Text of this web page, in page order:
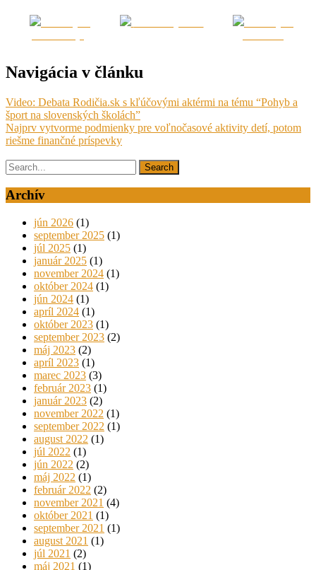
Navigácia v článku
Video: Debata Rodičia.sk s kľúčovými aktérmi na tému “Pohyb a
šport na slovenských školách”
Najprv vytvorme podmienky pre voľnočasové aktivity detí, potom
riešme finančné príspevky
Archív
jún 2026 (1)
september 2025 (1)
júl 2025 (1)
január 2025 (1)
november 2024 (1)
október 2024 (1)
jún 2024 (1)
apríl 2024 (1)
október 2023 (1)
september 2023 (2)
máj 2023 (2)
apríl 2023 (1)
marec 2023 (3)
február 2023 (1)
január 2023 (2)
november 2022 (1)
september 2022 (1)
august 2022 (1)
júl 2022 (1)
jún 2022 (2)
máj 2022 (1)
február 2022 (2)
november 2021 (4)
október 2021 (1)
september 2021 (1)
august 2021 (1)
júl 2021 (2)
máj 2021 (1)